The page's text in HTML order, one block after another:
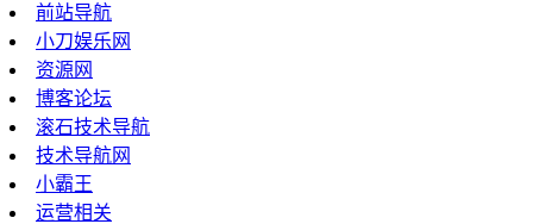
前站导航
小刀娱乐网
资源网
博客论坛
滚石技术导航
技术导航网
小霸王
运营相关